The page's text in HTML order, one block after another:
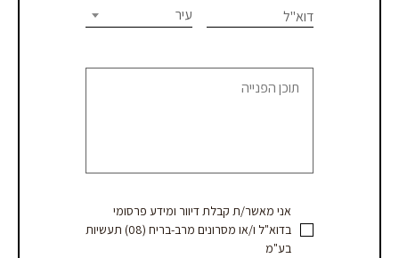
או
הצעת
דוא"ל עיר
אני מאשר/ת קבלת דיוור ומידע פרסומי
בדוא"ל ו/או מסרונים מרב-בריח (08) תעשיות
בע"מ
this
field